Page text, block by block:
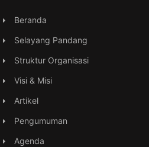
Beranda
Selayang Pandang
Struktur Organisasi
Visi & Misi
Artikel
Pengumuman
Agenda